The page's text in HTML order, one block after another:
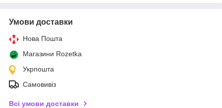
Умови доставки
Нова Пошта
Магазини Rozetka
Укрпошта
Самовивіз
Всі умови доставки